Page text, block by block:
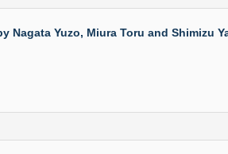
Yuzo, Miura Toru and Shimizu